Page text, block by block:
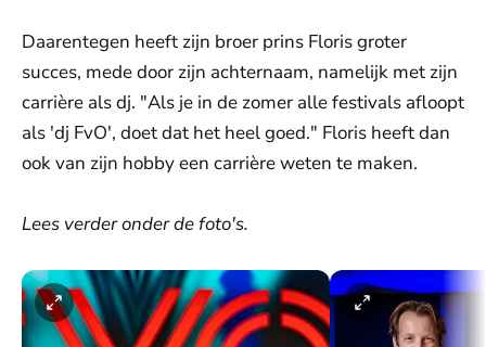
Daarentegen heeft zijn broer prins Floris groter
succes, mede door zijn achternaam, namelijk met zijn
carrière als dj. "Als je in de zomer alle festivals afloopt
als 'dj FvO', doet dat het heel goed." Floris heeft dan
ook van zijn hobby een carrière weten te maken.
Lees verder onder de foto's.